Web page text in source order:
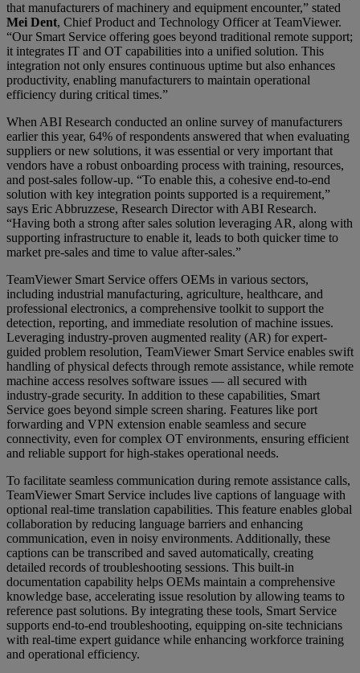
that manufacturers of machinery and equipment encounter,” stated
Mei Dent, Chief Product and Technology Officer at TeamViewer.
“Our Smart Service offering goes beyond traditional remote support;
it integrates IT and OT capabilities into a unified solution. This
integration not only ensures continuous uptime but also enhances
productivity, enabling manufacturers to maintain operational
efficiency during critical times.”
When ABI Research conducted an online survey of manufacturers
earlier this year, 64% of respondents answered that when evaluating
suppliers or new solutions, it was essential or very important that
vendors have a robust onboarding process with training, resources,
and post-sales follow-up. “To enable this, a cohesive end-to-end
solution with key integration points supported is a requirement,”
says Eric Abbruzzese, Research Director with ABI Research.
“Having both a strong after sales solution leveraging AR, along with
supporting infrastructure to enable it, leads to both quicker time to
market pre-sales and time to value after-sales.”
TeamViewer Smart Service offers OEMs in various sectors,
including industrial manufacturing, agriculture, healthcare, and
professional electronics, a comprehensive toolkit to support the
detection, reporting, and immediate resolution of machine issues.
Leveraging industry-proven augmented reality (AR) for expert-
guided problem resolution, TeamViewer Smart Service enables swift
handling of physical defects through remote assistance, while remote
machine access resolves software issues — all secured with
industry-grade security. In addition to these capabilities, Smart
Service goes beyond simple screen sharing. Features like port
forwarding and VPN extension enable seamless and secure
connectivity, even for complex OT environments, ensuring efficient
and reliable support for high-stakes operational needs.
To facilitate seamless communication during remote assistance calls,
TeamViewer Smart Service includes live captions of language with
optional real-time translation capabilities. This feature enables global
collaboration by reducing language barriers and enhancing
communication, even in noisy environments. Additionally, these
captions can be transcribed and saved automatically, creating
detailed records of troubleshooting sessions. This built-in
documentation capability helps OEMs maintain a comprehensive
knowledge base, accelerating issue resolution by allowing teams to
reference past solutions. By integrating these tools, Smart Service
supports end-to-end troubleshooting, equipping on-site technicians
with real-time expert guidance while enhancing workforce training
and operational efficiency.